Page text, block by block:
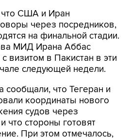
что США и Иран
через посредников,
на финальной стадии.
МИД Ирана Аббас
визитом в Пакистан в эти
следующей недели.
что Тегеран и
координаты нового
судов через
что стороны готовят
При этом отмечалось,